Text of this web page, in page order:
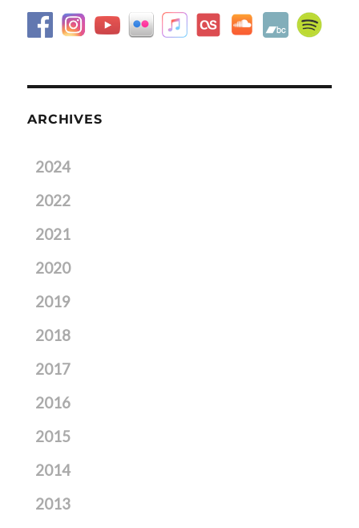
ARCHIVES
2024
2022
2021
2020
2019
2018
2017
2016
2015
2014
2013